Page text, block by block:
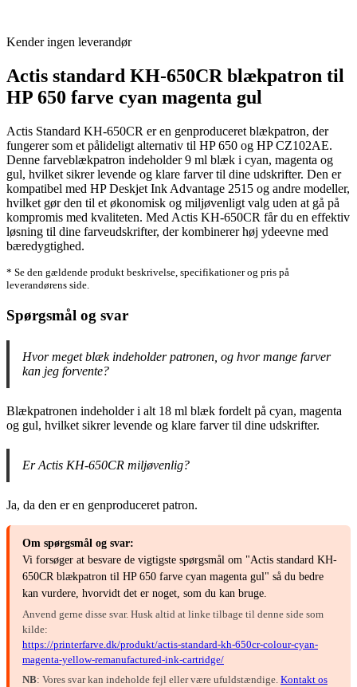
Kender ingen leverandør
Actis standard KH-650CR blækpatron til
HP 650 farve cyan magenta gul
Actis Standard KH-650CR er en genproduceret blækpatron, der
fungerer som et pålideligt alternativ til HP 650 og HP CZ102AE.
Denne farveblækpatron indeholder 9 ml blæk i cyan, magenta og
gul, hvilket sikrer levende og klare farver til dine udskrifter. Den er
kompatibel med HP Deskjet Ink Advantage 2515 og andre modeller,
hvilket gør den til et økonomisk og miljøvenligt valg uden at gå på
kompromis med kvaliteten. Med Actis KH-650CR får du en effektiv
løsning til dine farveudskrifter, der kombinerer høj ydeevne med
bæredygtighed.
* Se den gældende produkt beskrivelse, specifikationer og pris på
leverandørens side.
Spørgsmål og svar
Hvor meget blæk indeholder patronen, og hvor mange farver
kan jeg forvente?
Blækpatronen indeholder i alt 18 ml blæk fordelt på cyan, magenta
og gul, hvilket sikrer levende og klare farver til dine udskrifter.
Er Actis KH-650CR miljøvenlig?
Ja, da den er en genproduceret patron.
Om spørgsmål og svar:
Vi forsøger at besvare de vigtigste spørgsmål om "Actis standard KH-
650CR blækpatron til HP 650 farve cyan magenta gul" så du bedre
kan vurdere, hvorvidt det er noget, som du kan bruge.
Anvend gerne disse svar. Husk altid at linke tilbage til denne side som
kilde:
https://printerfarve.dk/produkt/actis-standard-kh-650cr-colour-cyan-
magenta-yellow-remanufactured-ink-cartridge/
NB: Vores svar kan indeholde fejl eller være ufuldstændige. Kontakt os